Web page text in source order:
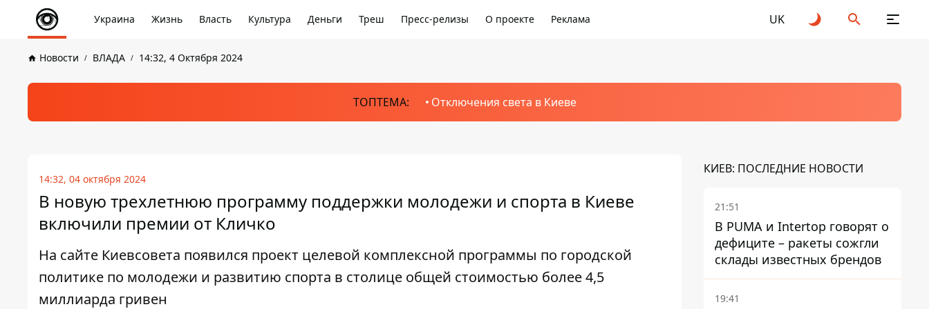
Украина Жизнь Власть Культура Деньги Треш Пресс-релизы О проекте Реклама UK
Новости ВЛАДА 14:32, 4 Октября 2024
ТОПТЕМА: Отключения света в Киеве
14:32, 04 октября 2024
В новую трехлетнюю программу поддержки молодежи и спорта в Киеве
включили премии от Кличко
На сайте Киевсовета появился проект целевой комплексной программы по городской
политике по молодежи и развитию спорта в столице общей стоимостью более 4,5
миллиарда гривен
КИЕВ: ПОСЛЕДНИЕ НОВОСТИ
21:51
В PUMA и Intertop говорят о
дефиците – ракеты сожгли
склады известных брендов
19:41